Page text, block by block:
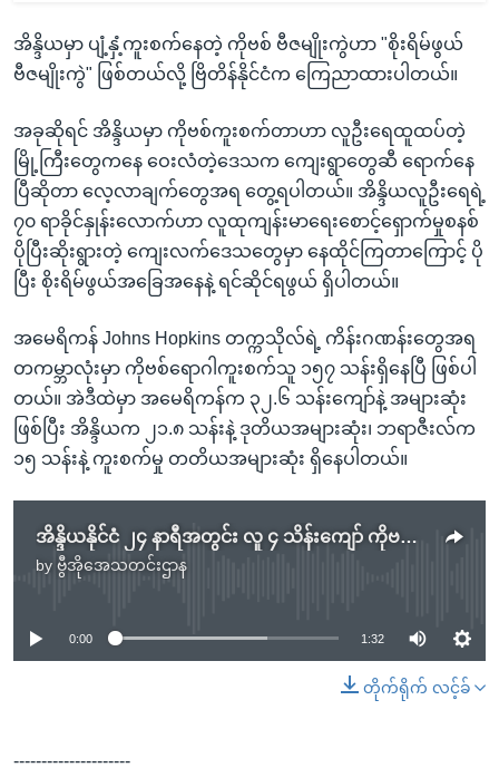
အိန္ဒိယမှာ ပျံ့နှံ့ကူးစက်နေတဲ့ ကိုဗစ် ဗီဇမျိုးကွဲဟာ "စိုးရိမ်ဖွယ်
ဗီဇမျိုးကွဲ" ဖြစ်တယ်လို့ ဗြိတိန်နိုင်ငံက ကြေညာထားပါတယ်။
အခုဆိုရင် အိန္ဒိယမှာ ကိုဗစ်ကူးစက်တာဟာ လူဦးရေထူထပ်တဲ့
မြို့ကြီးတွေကနေ ဝေးလံတဲ့ဒေသက ကျေးရွာတွေဆီ ရောက်နေ
ပြီဆိုတာ လေ့လာချက်တွေအရ တွေ့ရပါတယ်။ အိန္ဒိယလူဦးရေရဲ့
၇၀ ရာခိုင်နှုန်းလောက်ဟာ လူထုကျန်းမာရေးစောင့်ရှောက်မှုစနစ်
ပိုပြီးဆိုးရွားတဲ့ ကျေးလက်ဒေသတွေမှာ နေထိုင်ကြတာကြောင့် ပို
ပြီး စိုးရိမ်ဖွယ်အခြေအနေနဲ့ ရင်ဆိုင်ရဖွယ် ရှိပါတယ်။
အမေရိကန် Johns Hopkins တက္ကသိုလ်ရဲ့ ကိန်းဂဏန်းတွေအရ
တကမ္ဘာလုံးမှာ ကိုဗစ်ရောဂါကူးစက်သူ ၁၅၇ သန်းရှိနေပြီ ဖြစ်ပါ
တယ်။ အဲဒီထဲမှာ အမေရိကန်က ၃၂.၆ သန်းကျော်နဲ့ အများဆုံး
ဖြစ်ပြီး အိန္ဒိယက ၂၁.၈ သန်းနဲ့ ဒုတိယအများဆုံး၊ ဘရာဇီးလ်က
၁၅ သန်းနဲ့ ကူးစက်မှု တတိယအများဆုံး ရှိနေပါတယ်။
အိန္ဒိယနိုင်ငံ ၂၄ နာရီအတွင်း လူ ၄ သိန်းကျော် ကိုဗစ်ပိုးကူးစက်
by ဗွီအိုအေသတင်းဌာန
No media source currently available
0:00 1:32
တိုက်ရိုက် လင့်ခ်
---------------------